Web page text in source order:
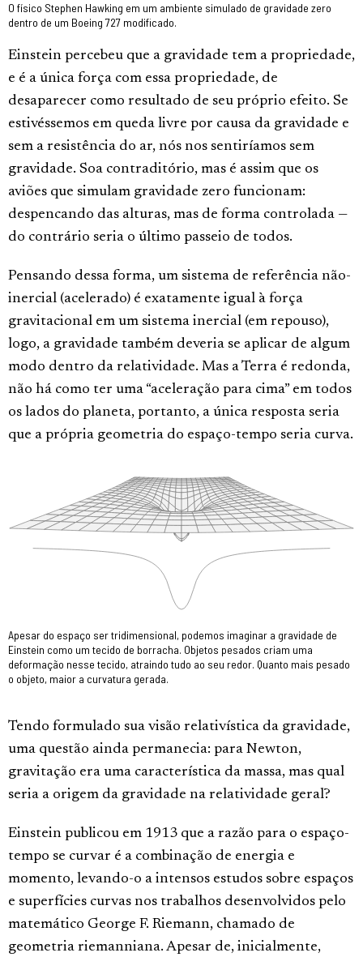
O físico Stephen Hawking em um ambiente simulado de gravidade zero
dentro de um Boeing 727 modificado.
Einstein percebeu que a gravidade tem a propriedade,
e é a única força com essa propriedade, de
desaparecer como resultado de seu próprio efeito. Se
estivéssemos em queda livre por causa da gravidade e
sem a resistência do ar, nós nos sentiríamos sem
gravidade. Soa contraditório, mas é assim que os
aviões que simulam gravidade zero funcionam:
despencando das alturas, mas de forma controlada —
do contrário seria o último passeio de todos.
Pensando dessa forma, um sistema de referência não-
inercial (acelerado) é exatamente igual à força
gravitacional em um sistema inercial (em repouso),
logo, a gravidade também deveria se aplicar de algum
modo dentro da relatividade. Mas a Terra é redonda,
não há como ter uma “aceleração para cima” em todos
os lados do planeta, portanto, a única resposta seria
que a própria geometria do espaço-tempo seria curva.
Apesar do espaço ser tridimensional, podemos imaginar a gravidade de
Einstein como um tecido de borracha. Objetos pesados criam uma
deformação nesse tecido, atraindo tudo ao seu redor. Quanto mais pesado
o objeto, maior a curvatura gerada.
Tendo formulado sua visão relativística da gravidade,
uma questão ainda permanecia: para Newton,
gravitação era uma característica da massa, mas qual
seria a origem da gravidade na relatividade geral?
Einstein publicou em 1913 que a razão para o espaço-
tempo se curvar é a combinação de energia e
momento, levando-o a intensos estudos sobre espaços
e superfícies curvas nos trabalhos desenvolvidos pelo
matemático George F. Riemann, chamado de
geometria riemanniana. Apesar de, inicialmente,